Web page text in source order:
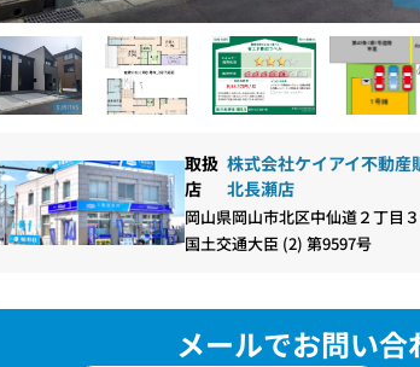
取扱
店
株式会社ケイアイ不動産
北長瀬店
岡山県岡山市北区中仙道２丁目
国土交通大臣 (2) 第9597号
メールでお問い合